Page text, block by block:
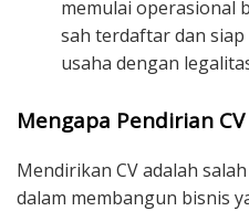
memulai operasional
sah terdaftar dan
usaha dengan
Mengapa Pendirian
Mendirikan CV adalah
dalam membangun bisnis